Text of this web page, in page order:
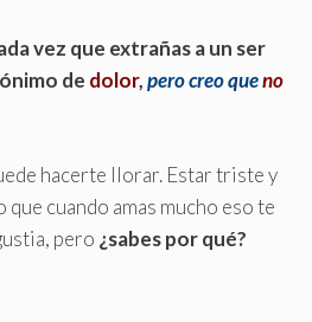
vez que extrañas a un ser
de dolor,pero creo queno
hacerte llorar. Estar triste y
cuando amas mucho eso te
pero ¿sabes por qué?